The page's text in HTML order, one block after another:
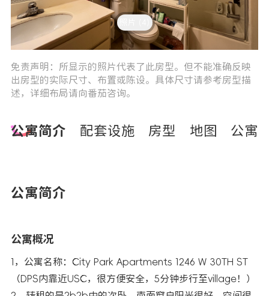
免责声明：所显示的照片代表了此房型。但不能准确反映
出房型的实际尺寸、布置或陈设。具体尺寸请参考房型描
述，详细布局请向番茄咨询。
公寓简介 配套设施 房型 地图 公寓
公寓简介
公寓概况
1，公寓名称：City Park Apartments 1246 W 30TH ST
（DPS内靠近USC，很方便安全，5分钟步行至village！）